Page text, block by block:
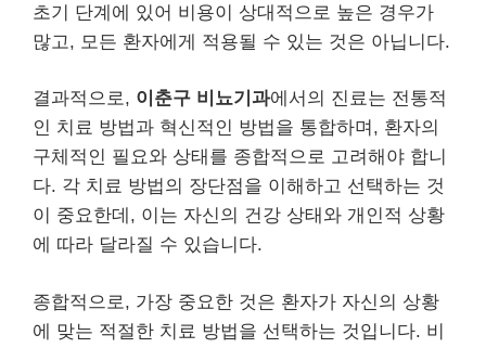
초기 단계에 있어 비용이 상대적으로 높은 경우가
많고, 모든 환자에게 적용될 수 있는 것은 아닙니다.
결과적으로, 이춘구 비뇨기과에서의 진료는 전통적
인 치료 방법과 혁신적인 방법을 통합하며, 환자의
구체적인 필요와 상태를 종합적으로 고려해야 합니
다. 각 치료 방법의 장단점을 이해하고 선택하는 것
이 중요한데, 이는 자신의 건강 상태와 개인적 상황
에 따라 달라질 수 있습니다.
종합적으로, 가장 중요한 것은 환자가 자신의 상황
에 맞는 적절한 치료 방법을 선택하는 것입니다. 비